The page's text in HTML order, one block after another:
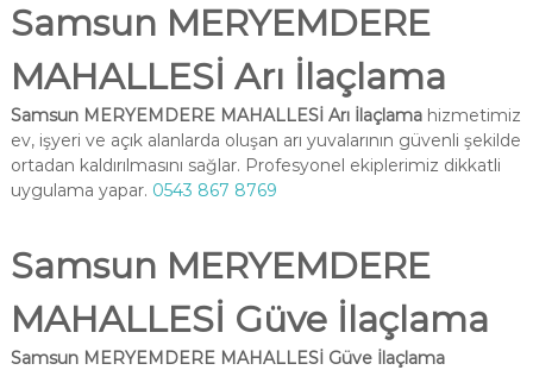
Samsun MERYEMDERE
MAHALLESİ Arı İlaçlama
Samsun MERYEMDERE MAHALLESİ Arı İlaçlamahizmetimiz
ev, işyeri ve açık alanlarda oluşan arı yuvalarının güvenli şekilde
ortadan kaldırılmasını sağlar. Profesyonel ekiplerimiz dikkatli
uygulama yapar. 0543 867 8769
Samsun MERYEMDERE
MAHALLESİ Güve İlaçlama
Samsun MERYEMDERE MAHALLESİ Güve İlaçlama